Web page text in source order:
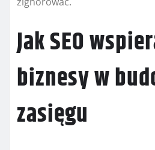
Jak SEO
biznesy w
zasięgu